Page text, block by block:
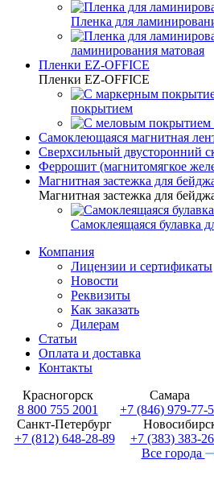
Пленка для
ламинирования матовая
Пленки EZ-OFFICE
Пленки EZ-OFFICE
покрытием
Самоклеющаяся магнитная
Сверхсильный двусторонний
Феррошит (магнитомягкое
Магнитная застежка для
Магнитная застежка для
Самоклеящаяся булавка
Компания
Лицензии и сертификаты
Новости
Реквизиты
Как заказать
Дилерам
Статьи
Оплата и доставка
Контакты
Красногорск
8 800 755 2001
Самара
+7 (846) 979-77-
Санкт-Петербург
+7 (812) 648-28-89
+7 (383) 383-
Все города